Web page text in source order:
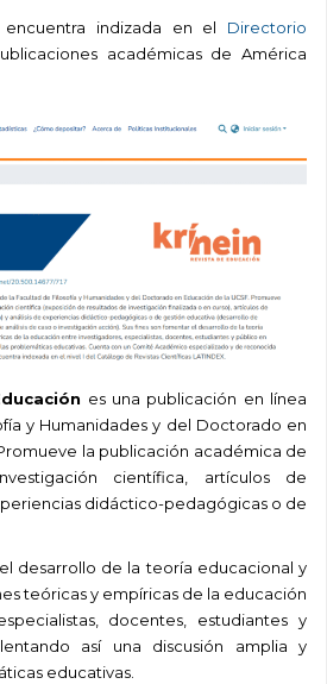
indizada en el Directorio
académicas de América
es una publicación en línea
y Humanidades y del Doctorado en
la publicación académica de
científica, artículos de
didáctico-pedagógicas o de
desarrollo de la teoría educacional y
teóricas y empíricas de la educación
docentes, estudiantes y
así una discusión amplia y
educativas.